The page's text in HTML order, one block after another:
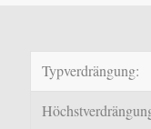
Typverdrängung: